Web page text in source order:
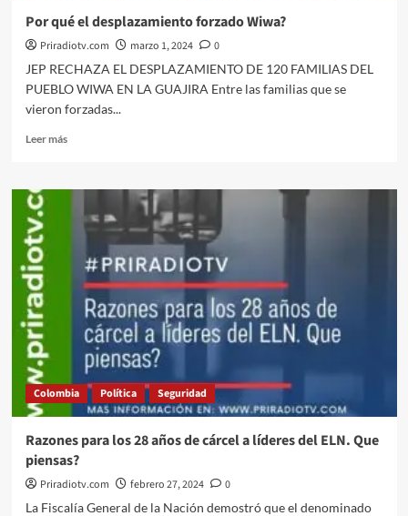
Por qué el desplazamiento forzado Wiwa?
Priradiotv.com marzo 1, 2024
0
JEP RECHAZA EL DESPLAZAMIENTO DE 120 FAMILIAS DEL
PUEBLO WIWA EN LA GUAJIRA Entre las familias que se
vieron forzadas...
Leer másLeer
Por
forzado
Wiwa?
Colombia Política Seguridad
Razones para los 28 años de cárcel a líderes del ELN. Que
piensas?
Priradiotv.com febrero 27, 2024
0
La Fiscalía General de la Nación demostró que el denominado